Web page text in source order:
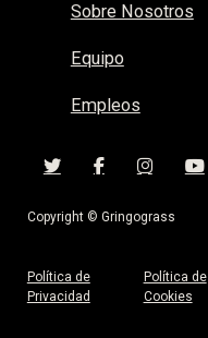
Sobre Nosotros
Equipo
Empleos
Copyright © Gringograss
Política de
Privacidad
Política de
Cookies